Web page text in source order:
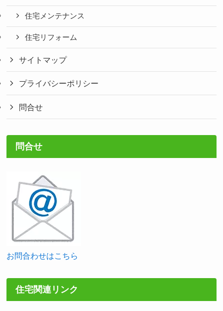
住宅メンテナンス
住宅リフォーム
サイトマップ
プライバシーポリシー
問合せ
問合せ
お問合わせはこちら
住宅関連リンク